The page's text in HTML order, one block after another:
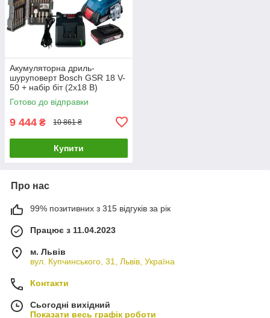
Акумуляторна дриль-
шуруповерт Bosch GSR 18 V-
50 + набір біт (2х18 В)
(06019H5004)
Готово до відправки
9 444 ₴ 10 861 ₴
Купити
Про нас
99% позитивних з 315 відгуків за рік
Працює з 11.04.2023
м. Львів
вул. Купчинського, 31, Львів, Україна
Контакти
Сьогодні вихідний
Показати весь графік роботи